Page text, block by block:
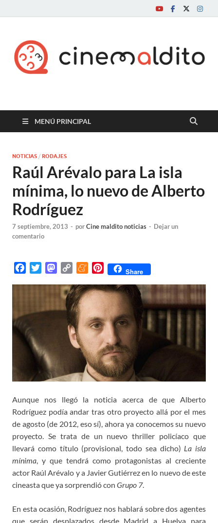
Cine maldito
MENÚ PRINCIPAL
NOTICIAS / RODAJES
Raúl Arévalo para La isla
mínima, lo nuevo de Alberto
Rodríguez
7 septiembre, 2013 - porCine maldito noticias - Dejar un
comentario
b
o
o
t
M
p
y
L
i
n
k
M
n
a
m
e
P
n
r
e
s
t
Share
Aunque nos llegó la noticia acerca de que Alberto
Rodríguez podía andar tras otro proyecto allá por el mes
de agosto (de 2012, eso sí), ahora ya conocemos su nuevo
proyecto. Se trata de un nuevo thriller policíaco que
llevará como título (provisional, todo sea dicho) La isla
mínima, y que tendrá como protagonistas al creciente
actor Raúl Arévalo y a Javier Gutiérrez en lo nuevo de este
cineasta que ya sorprendió con Grupo 7.
En esta ocasión, Rodríguez nos hablará sobre dos agentes
que serán desplazados desde Madrid a Huelva para